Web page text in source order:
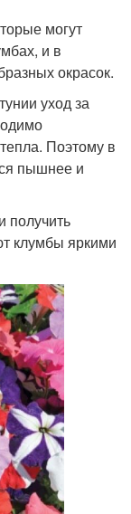
могут
и в
окрасок.
уход за
Поэтому в
пышнее и
получить
клумбы яркими